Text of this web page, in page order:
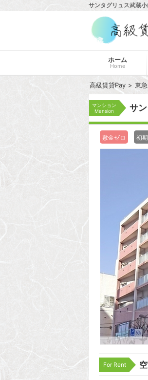
サンタグリュス武蔵
ホーム
Home
高級賃貸Pay 東
マンション
Mansion
サ
敷金ゼロ 初
For Rent